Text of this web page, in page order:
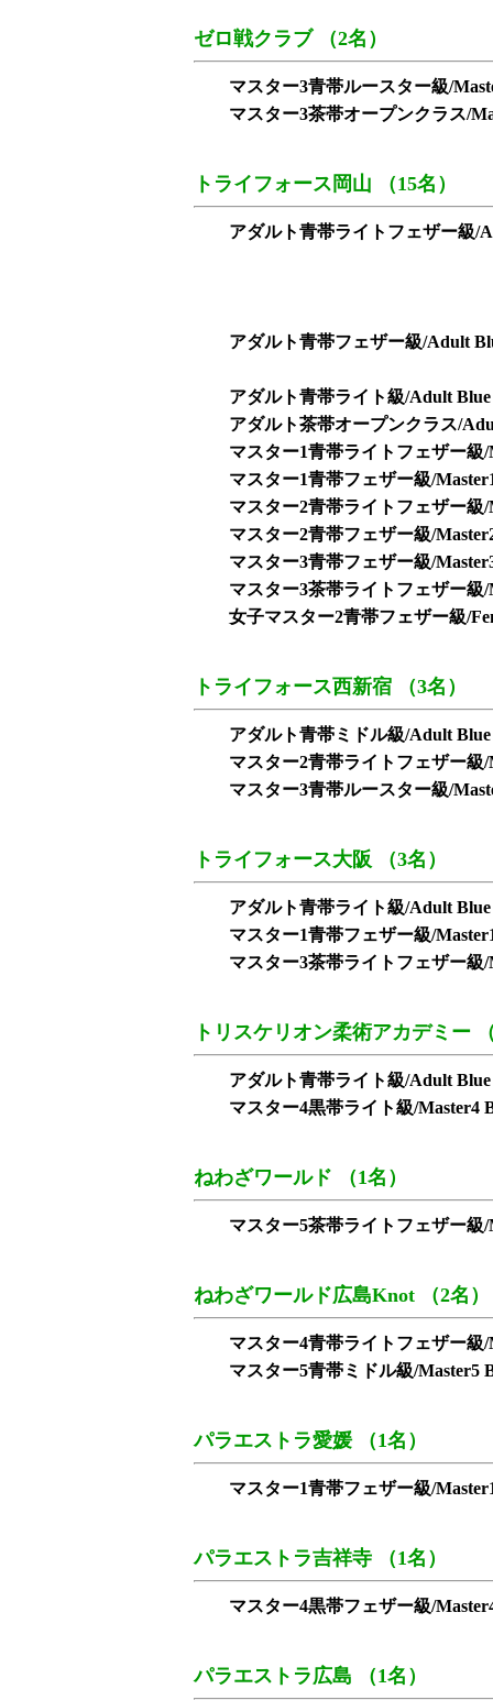
ゼロ戦クラブ （2名）
マスター3青帯ルースター級/
マスター3茶帯オープンクラス/
トライフォース岡山 （15名）
アダルト青帯ライトフェザー級/
アダルト青帯フェザー級/Adult
アダルト青帯ライト級/Adult Blue
アダルト茶帯オープンクラス/
マスター1青帯ライトフェザー級/
マスター1青帯フェザー級/
マスター2青帯ライトフェザー級/
マスター2青帯フェザー級/
マスター3青帯フェザー級/
マスター3茶帯ライトフェザー級/
女子マスター2青帯フェザー級/
トライフォース西新宿 （3名）
アダルト青帯ミドル級/Adult Blue
マスター2青帯ライトフェザー級/
マスター3青帯ルースター級/
トライフォース大阪 （3名）
アダルト青帯ライト級/Adult Blue
マスター1青帯フェザー級/
マスター3茶帯ライトフェザー級/
トリスケリオン柔術アカデミー
アダルト青帯ライト級/Adult Blue
マスター4黒帯ライト級/Master4
ねわざワールド （1名）
マスター5茶帯ライトフェザー級/
ねわざワールド広島Knot （2名）
マスター4青帯ライトフェザー級/
マスター5青帯ミドル級/Master5
パラエストラ愛媛 （1名）
マスター1青帯フェザー級/
パラエストラ吉祥寺 （1名）
マスター4黒帯フェザー級/
パラエストラ広島 （1名）